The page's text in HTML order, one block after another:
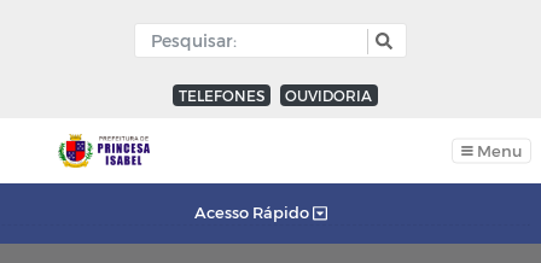
TELEFONES OUVIDORIA
Menu
Acesso Rápido